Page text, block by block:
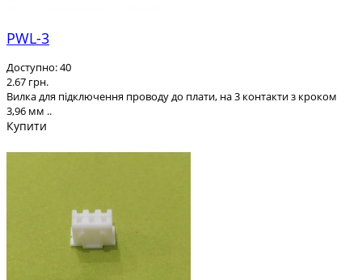
PWL-3
Доступно: 40
2.67 грн.
Вилка для підключення проводу до плати, на 3 контакти з кроком
3,96 мм ..
Купити